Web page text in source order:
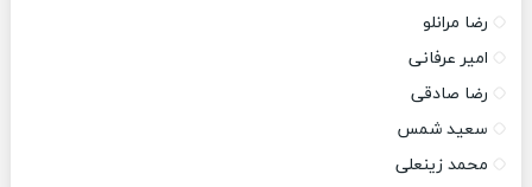
رضا مرانلو
امیر عرفانی
رضا صادقی
سعید شمس
محمد زینعلی